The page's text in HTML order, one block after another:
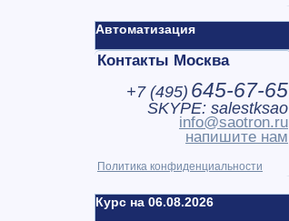
Автоматизация
Контакты Москва
+7 (495) 645-67-65
SKYPE: salestksao
info@saotron.ru
напишите нам
Политика конфиденциальности
Курс на 06.08.2026